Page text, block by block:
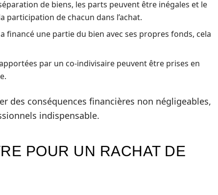
de biens, les parts peuvent être inégales et le
de chacun dans l’achat.
a financé une partie du bien avec ses propres fonds, cela
par un co-indivisaire peuvent être prises en
des conséquences financières non négligeables,
indispensable.
POUR UN RACHAT DE